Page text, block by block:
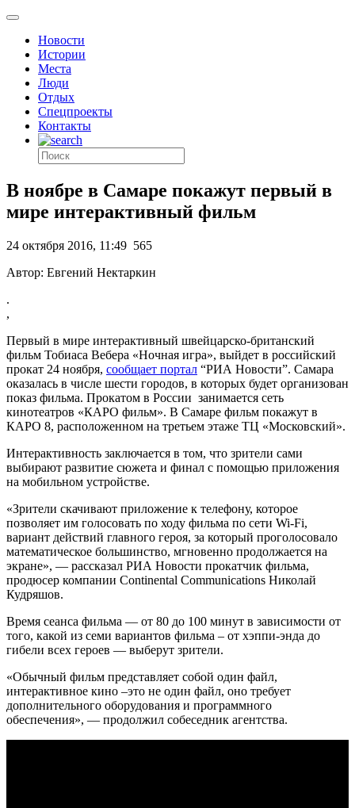
Новости
Истории
Места
Люди
Отдых
Спецпроекты
Контакты
В ноябре в Самаре покажут первый в
мире интерактивный фильм
24 октября 2016, 11:49 565
Автор: Евгений Нектаркин
.
,
Первый в мире интерактивный швейцарско-британский
фильм Тобиаса Вебера «Ночная игра», выйдет в российский
прокат 24 ноября, сообщает портал “РИА Новости”. Самара
оказалась в числе шести городов, в которых будет организован
показ фильма. Прокатом в России занимается сеть
кинотеатров «КАРО фильм». В Самаре фильм покажут в
КАРО 8, расположенном на третьем этаже ТЦ «Московский».
Интерактивность заключается в том, что зрители сами
выбирают развитие сюжета и финал с помощью приложения
на мобильном устройстве.
«Зрители скачивают приложение к телефону, которое
позволяет им голосовать по ходу фильма по сети Wi-Fi,
вариант действий главного героя, за который проголосовало
математическое большинство, мгновенно продолжается на
экране», — рассказал РИА Новости прокатчик фильма,
продюсер компании Continental Communications Николай
Кудряшов.
Время сеанса фильма — от 80 до 100 минут в зависимости от
того, какой из семи вариантов фильма – от хэппи-энда до
гибели всех героев — выберут зрители.
«Обычный фильм представляет собой один файл,
интерактивное кино –это не один файл, оно требует
дополнительного оборудования и программного
обеспечения», — продолжил собеседник агентства.